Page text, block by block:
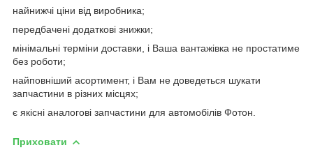
найнижчі ціни від виробника;
передбачені додаткові знижки;
мінімальні терміни доставки, і Ваша вантажівка не простатиме
без роботи;
найповніший асортимент, і Вам не доведеться шукати
запчастини в різних місцях;
є якісні аналогові запчастини для автомобілів Фотон.
Приховати